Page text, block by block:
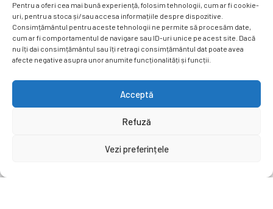
Pentru a oferi cea mai bună experiență, folosim tehnologii, cum ar fi cookie-
uri, pentru a stoca și/sau accesa informațiile despre dispozitive.
Consimțământul pentru aceste tehnologii ne permite să procesăm date,
cum ar fi comportamentul de navigare sau ID-uri unice pe acest site. Dacă
nu îți dai consimțământul sau îți retragi consimțământul dat poate avea
afecte negative asupra unor anumite funcționalități și funcții.
Acceptă
Refuză
Vezi preferințele
Ne puteți găsi și pe rețelele sociale.